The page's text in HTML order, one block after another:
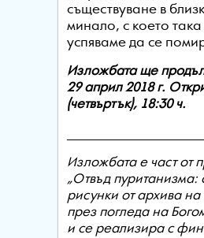
съществуване в
минало, с което така
успяваме да се
Изложбата ще
29 април 2018 г.
(четвъртък), 18:30 ч.
Изложбата е част от
„Отвъд пуританизма:
рисунки от архива на
през погледа на
и се реализира с